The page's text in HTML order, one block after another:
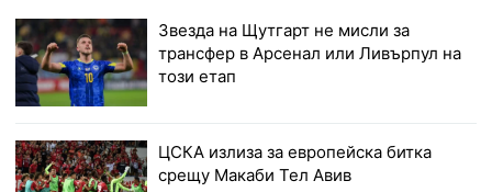
Звезда на Щутгарт не мисли за
трансфер в Арсенал или Ливърпул на
този етап
ЦСКА излиза за европейска битка
срещу Макаби Тел Авив